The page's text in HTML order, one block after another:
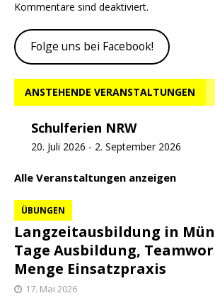
Kommentare sind deaktiviert.
Folge uns bei Facebook!
ANSTEHENDE VERANSTALTUNGEN
Schulferien NRW
20. Juli 2026 - 2. September 2026
Alle Veranstaltungen anzeigen
Langzeitausbildung in
Tage Ausbildung,
Menge Einsatzpraxis
ÜBUNGEN
17. Mai 2026